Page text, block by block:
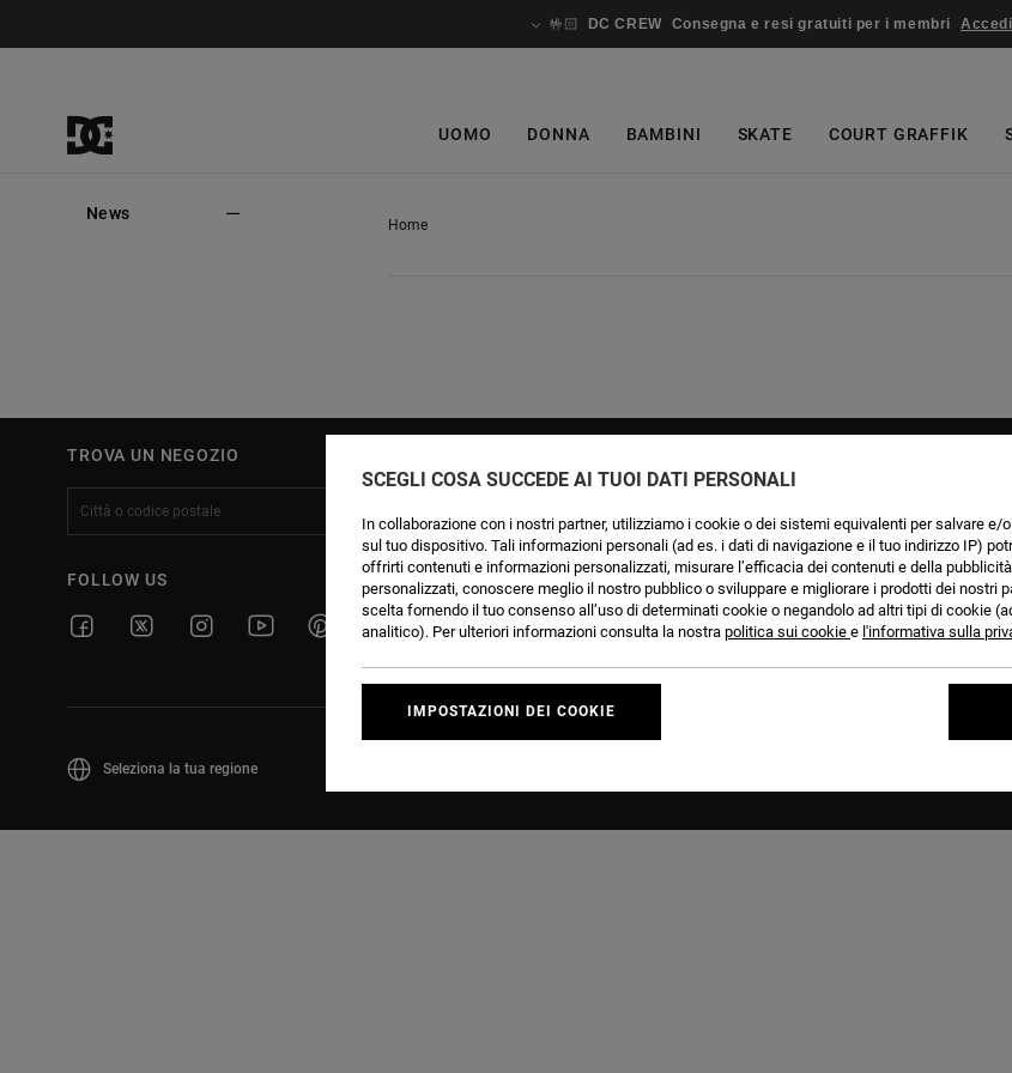
🤟🏻 DC CREW Consegna e resi gratuiti per i membri
UOMO DONNA BAMBINI SKATE COURT GRAFFIK
News
Home
TROVA UN NEGOZIO
FOLLOW US
Spedizione
Effettuare un reso
Pagamento
Riparazioni e Garanzie
Protezione dei dati
FAQ e contatti
Seleziona la tua regione
SCEGLI COSA SUCCEDE AI TUOI DATI PERSONALI
In collaborazione con i nostri partner, utilizziamo i cookie o dei sistemi equivalenti per salvare e/
sul tuo dispositivo. Tali informazioni personali (ad es. i dati di navigazione e il tuo indirizzo IP)
offrirti contenuti e informazioni personalizzati, misurare l’efficacia dei contenuti e della
personalizzati, conoscere meglio il nostro pubblico o sviluppare e migliorare i prodotti dei nostri
scelta fornendo il tuo consenso all’uso di determinati cookie o negandolo ad altri tipi di cookie
analitico). Per ulteriori informazioni consulta la nostra politica sui cookie e l'informativa sulla
IMPOSTAZIONI DEI COOKIE